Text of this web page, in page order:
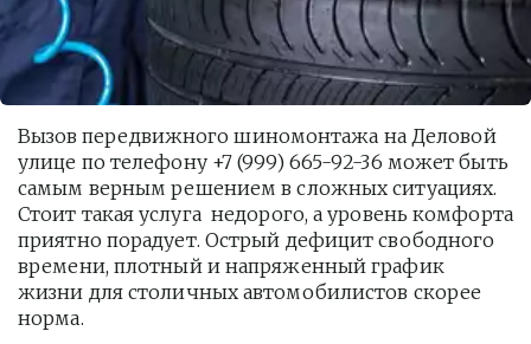
Вызов передвижного шиномонтажа на Деловой
улице по телефону +7 (999) 665-92-36 может быть
самым верным решением в сложных ситуациях.
Стоит такая услуга  недорого, а уровень комфорта
приятно порадует. Острый дефицит свободного
времени, плотный и напряженный график
жизни для столичных автомобилистов скорее
норма.